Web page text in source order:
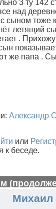
3 ту 142
над
сыном тоже
летящий
.
же папа .
Александр
или
к беседе.
Михаил